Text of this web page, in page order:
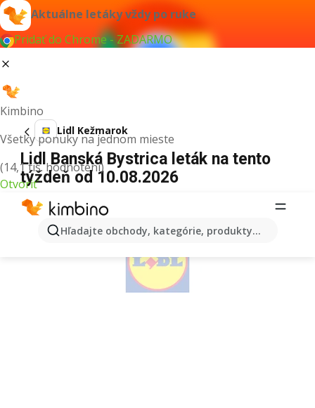
Aktuálne letáky vždy po ruke
Pridať do Chrome - ZADARMO
Kimbino
Všetky ponuky na jednom mieste
(14,1 tis. hodnotení)
Otvoriť
Hľadajte obchody, kategórie, produkty...
Lidl Kežmarok
Lidl Banská Bystrica leták na tento
týždeň od 10.08.2026